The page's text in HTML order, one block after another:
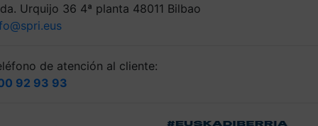
Urquijo 36 4ª planta 48011 Bilbao
de atención al cliente:
92 93 93